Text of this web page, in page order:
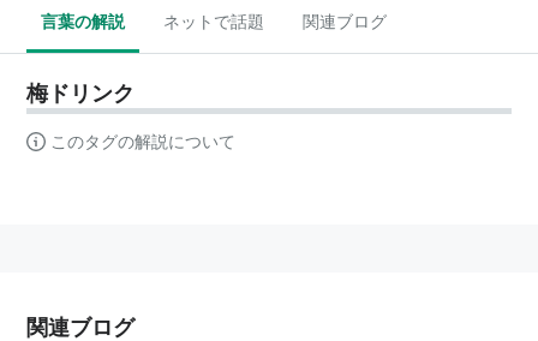
言葉の解説 ネットで話題 関連ブログ
梅ドリンク
このタグの解説について
関連ブログ